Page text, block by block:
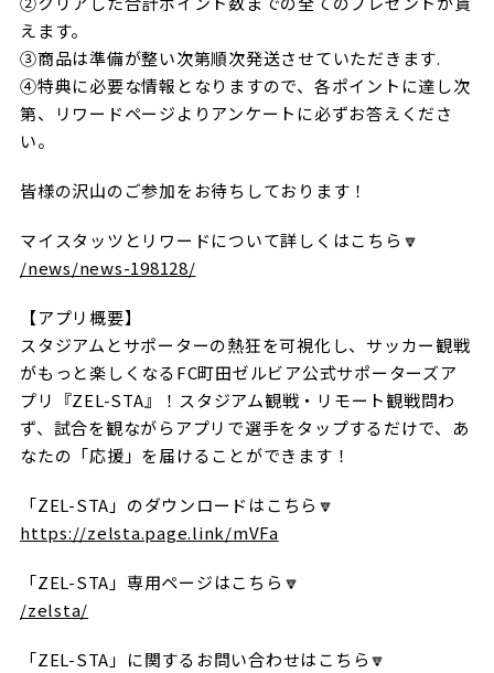
えます。
③商品は準備が整い次第順次発送させていただきます.
④特典に必要な情報となりますので、各ポイントに達し次
第、リワードページより アンケートに必ずお答えくださ
い。
皆様の沢山のご参加をお待ちしております！
マイスタッツとリワードについて詳しくはこちら🔽
/news/news-198128/
【アプリ概要】
スタジアムとサポーターの熱狂を可視化し、サッカー観戦
がもっと楽しくなるFC町田ゼルビア公式サポーターズア
プリ『ZEL-STA』！ スタジアム観戦・リモート観戦問わ
ず、試合を観ながらアプリで選手をタップするだけで、あ
なたの「応援」を届けることができます！
「ZEL-STA」のダウンロードはこちら🔽
https://zelsta.page.link/mVFa
「ZEL-STA」専用ページはこちら🔽
/zelsta/
「ZEL-STA」に関するお問い合わせはこちら🔽